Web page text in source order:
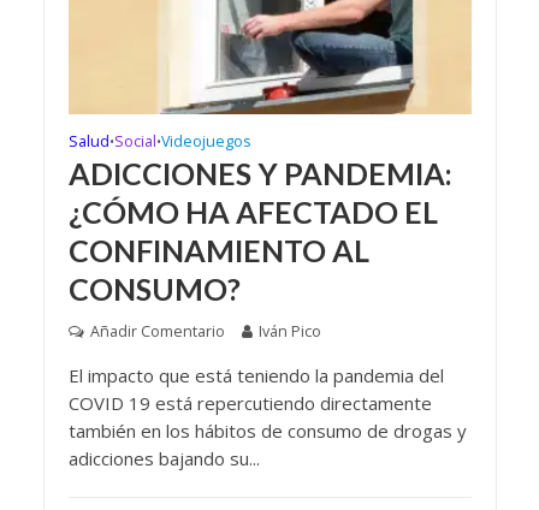
Salud•Social•Videojuegos
ADICCIONES Y PANDEMIA:
¿CÓMO HA AFECTADO EL
CONFINAMIENTO AL
CONSUMO?
Añadir Comentario Iván Pico
El impacto que está teniendo la pandemia del
COVID 19 está repercutiendo directamente
también en los hábitos de consumo de drogas y
adicciones bajando su...